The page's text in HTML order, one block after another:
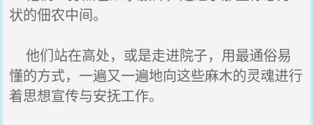
状的佃农中间。
他们站在高处，或是走进院子，用最通俗易
懂的方式，一遍又一遍地向这些麻木的灵魂进行
着思想宣传与安抚工作。